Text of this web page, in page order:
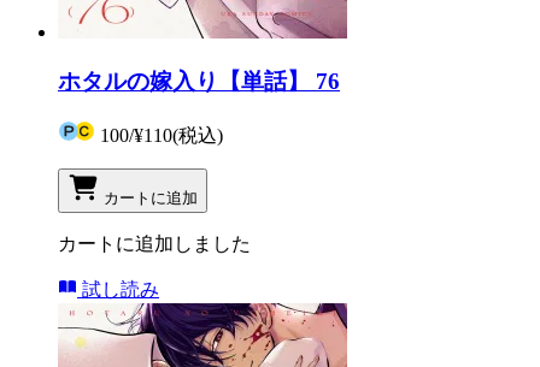
ホタルの嫁入り【単話】 76
100/¥110(税込)
カートに追加
カートに追加しました
試し読み